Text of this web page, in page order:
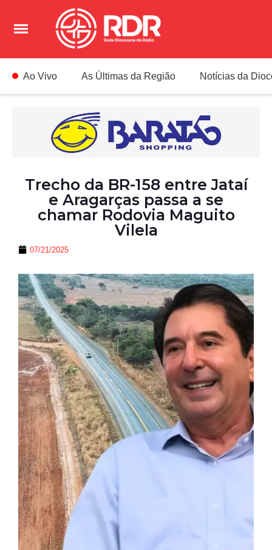
Ao Vivo As Últimas da Região Notícias da
Trecho da BR-158 entre Jataí
e Aragarças passa a se
chamar Rodovia Maguito
Vilela
07/21/2025